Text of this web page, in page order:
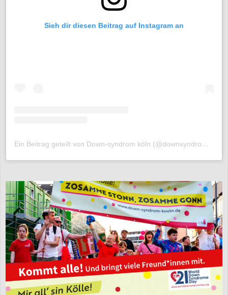
Sieh dir diesen Beitrag auf Instagram an
Ein Beitrag geteilt von Down-syndrom köln (@downsyndrom.koeln)